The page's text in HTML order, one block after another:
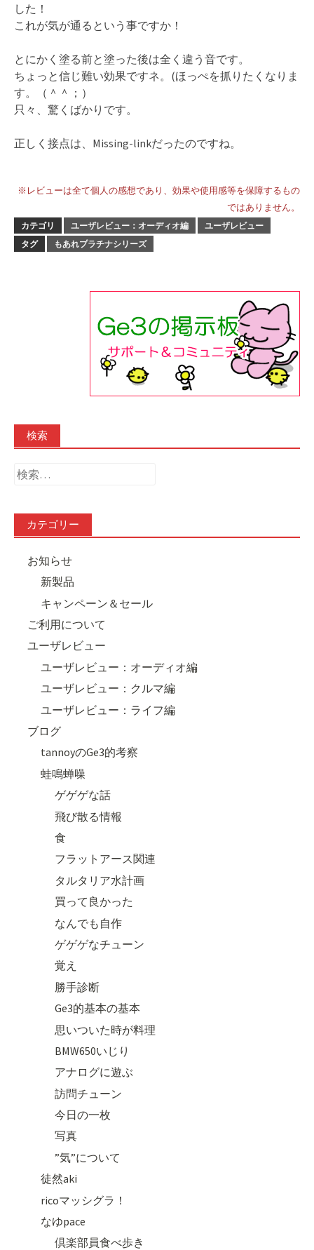
した！
これが気が通るという事ですか！
とにかく塗る前と塗った後は全く違う音です。
ちょっと信じ難い効果ですネ。(ほっぺを抓りたくなりま
す。（＾＾；）
只々、驚くばかりです。
正しく接点は、Missing-linkだったのですね。
※レビューは全て個人の感想であり、効果や使用感等を保障するもの
ではありません。
カテゴリ ユーザレビュー：オーディオ編
ユーザレビュー
タグ
もあれプラチナシリーズ
検索
検
カテゴリー
お知らせ
新製品
キャンペーン＆セール
ご利用について
ユーザレビュー
ユーザレビュー：オーディオ編
ユーザレビュー：クルマ編
ユーザレビュー：ライフ編
ブログ
tannoyのGe3的考察
蛙鳴蝉噪
ゲゲゲな話
飛び散る情報
食
フラットアース関連
タルタリア水計画
買って良かった
なんでも自作
ゲゲゲなチューン
覚え
勝手診断
Ge3的基本の基本
思いついた時が料理
BMW650いじり
アナログに遊ぶ
訪問チューン
今日の一枚
写真
”気”について
徒然aki
ricoマッシグラ！
なゆpace
倶楽部員食べ歩き